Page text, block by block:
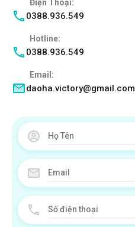
Điện Thoại:
0388.936.549
Hotline:
0388.936.549
Email:
daoha.victory@gmail.com